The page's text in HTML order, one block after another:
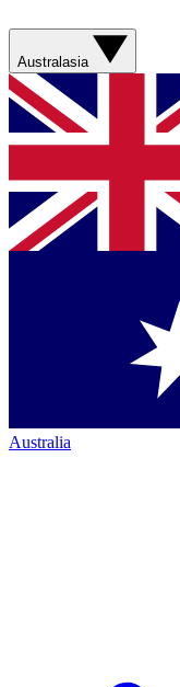
Australasia
Australia